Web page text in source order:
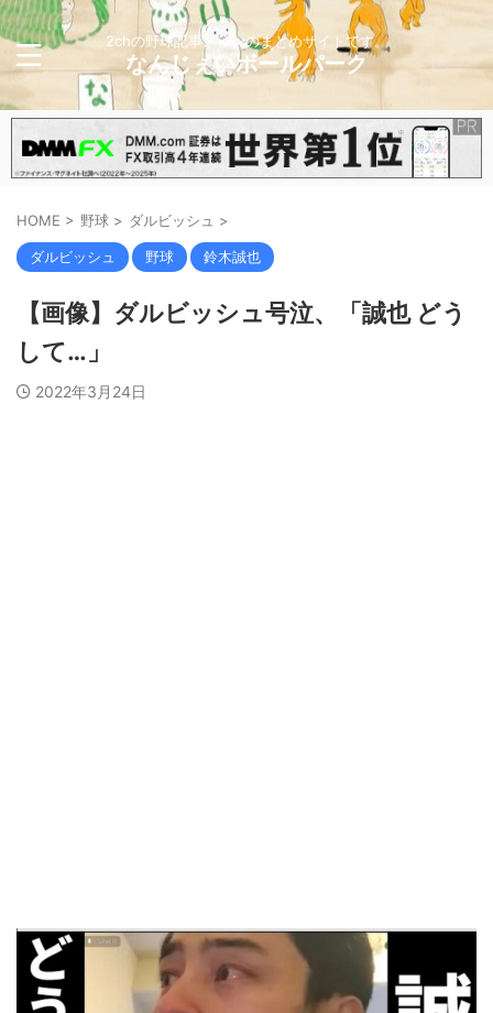
2chの野球記事メインのまとめサイトです。
なんじぇいボールパーク
HOME > 野球 > ダルビッシュ >
ダルビッシュ 野球 鈴木誠也
【画像】ダルビッシュ号泣、「誠也 どう
して…」
2022年3月24日